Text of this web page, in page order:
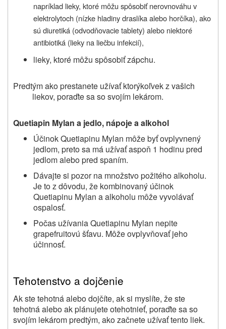
napríklad lieky, ktoré môžu spôsobiť nerovnováhu v
elektrolytoch (nízke hladiny draslíka alebo horčíka), ako
sú diuretiká (odvodňovacie tablety) alebo niektoré
antibiotiká (lieky na liečbu infekcií),
lieky, ktoré môžu spôsobiť zápchu.
Predtým ako prestanete užívať ktorýkoľvek z vašich
liekov, poraďte sa so svojím lekárom.
Quetiapin Mylan a jedlo, nápoje a alkohol
Účinok Quetiapinu Mylan môže byť ovplyvnený
jedlom, preto sa má užívať aspoň 1 hodinu pred
jedlom alebo pred spaním.
Dávajte si pozor na množstvo požitého alkoholu.
Je to z dôvodu, že kombinovaný účinok
Quetiapinu Mylan a alkoholu môže vyvolávať
ospalosť.
Počas užívania Quetiapinu Mylan nepite
grapefruitovú šťavu. Môže ovplyvňovať jeho
účinnosť.
Tehotenstvo a dojčenie
Ak ste tehotná alebo dojčíte, ak si myslíte, že ste
tehotná alebo ak plánujete otehotnieť, poraďte sa so
svojím lekárom predtým, ako začnete užívať tento liek.